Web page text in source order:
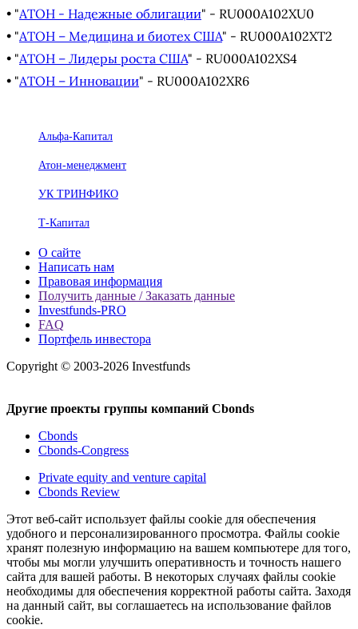
• "АТОН - Надежные облигации" - RU000A102XU0
• "АТОН – Медицина и биотех США" - RU000A102XT2
• "АТОН – Лидеры роста США" - RU000A102XS4
• "АТОН – Инновации" - RU000A102XR6
Альфа-Капитал
Атон-менеджмент
УК ТРИНФИКО
Т-Капитал
О сайте
Написать нам
Правовая информация
Получить данные / Заказать данные
Investfunds-PRO
FAQ
Портфель инвестора
Copyright © 2003-2026 Investfunds
Другие проекты группы компаний Cbonds
Cbonds
Cbonds-Congress
Private equity and venture capital
Cbonds Review
Этот веб-сайт использует файлы cookie для обеспечения
удобного и персонализированного просмотра. Файлы cookie
хранят полезную информацию на вашем компьютере для того,
чтобы мы могли улучшить оперативность и точность нашего
сайта для вашей работы. В некоторых случаях файлы cookie
необходимы для обеспечения корректной работы сайта. Заходя
на данный сайт, вы соглашаетесь на использование файлов
cookie.